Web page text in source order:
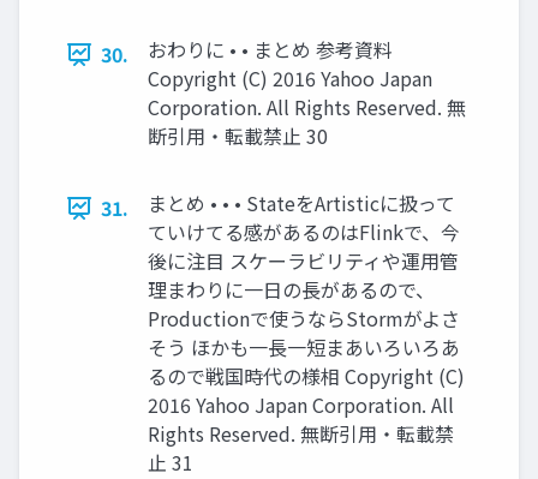
30.
おわりに • • まとめ 参考資料
Copyright (C) 2016 Yahoo Japan
Corporation. All Rights Reserved. 無
断引用・転載禁止 30
31.
まとめ • • • StateをArtisticに扱って
ていけてる感があるのはFlinkで、今
後に注目 スケーラビリティや運用管
理まわりに一日の長があるので、
Productionで使うならStormがよさ
そう ほかも一長一短まあいろいろあ
るので戦国時代の様相 Copyright (C)
2016 Yahoo Japan Corporation. All
Rights Reserved. 無断引用・転載禁
止 31